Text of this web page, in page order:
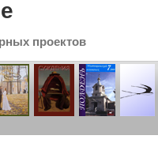
проектов